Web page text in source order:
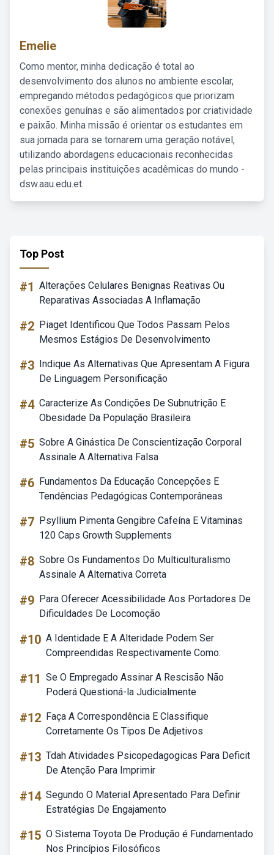
Emelie
Como mentor, minha dedicação é total ao
desenvolvimento dos alunos no ambiente escolar,
empregando métodos pedagógicos que priorizam
conexões genuínas e são alimentados por criatividade
e paixão. Minha missão é orientar os estudantes em
sua jornada para se tornarem uma geração notável,
utilizando abordagens educacionais reconhecidas
pelas principais instituições acadêmicas do mundo -
dsw.aau.edu.et.
Top Post
#1 Alterações Celulares Benignas Reativas Ou
Reparativas Associadas A Inflamação
#2 Piaget Identificou Que Todos Passam Pelos
Mesmos Estágios De Desenvolvimento
#3 Indique As Alternativas Que Apresentam A Figura
De Linguagem Personificação
#4 Caracterize As Condições De Subnutrição E
Obesidade Da População Brasileira
#5 Sobre A Ginástica De Conscientização Corporal
Assinale A Alternativa Falsa
#6 Fundamentos Da Educação Concepções E
Tendências Pedagógicas Contemporâneas
#7 Psyllium Pimenta Gengibre Cafeína E Vitaminas
120 Caps Growth Supplements
#8 Sobre Os Fundamentos Do Multiculturalismo
Assinale A Alternativa Correta
#9 Para Oferecer Acessibilidade Aos Portadores De
Dificuldades De Locomoção
#10 A Identidade E A Alteridade Podem Ser
Compreendidas Respectivamente Como:
#11 Se O Empregado Assinar A Rescisão Não
Poderá Questioná-la Judicialmente
#12 Faça A Correspondência E Classifique
Corretamente Os Tipos De Adjetivos
#13 Tdah Atividades Psicopedagogicas Para Deficit
De Atenção Para Imprimir
#14 Segundo O Material Apresentado Para Definir
Estratégias De Engajamento
#15 O Sistema Toyota De Produção é Fundamentado
Nos Princípios Filosóficos